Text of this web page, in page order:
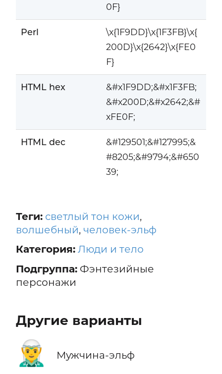
0F}
Perl
\x{1F9DD}\x{1F3FB}\x{
200D}\x{2642}\x{FE0
F}
HTML hex
&#x1F9DD;&#x1F3FB;
&#x200D;&#x2642;&#
xFE0F;
HTML dec
&#129501;&#127995;&
#8205;&#9794;&#650
39;
Теги: светлый тон кожи,
волшебный, человек-эльф
Категория: Люди и тело
Подгруппа:Фэнтезийные
персонажи
Другие варианты
🧝‍♂️ Мужчина-эльф